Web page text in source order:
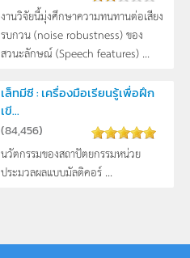
งานวิจัยนี้มุ่งศึกษาความทนทานต่อเสียง
รบกวน (noise robustness) ของ
สวนะลักษณ์ (Speech features) ...
เล็ทมีซี : เครื่องมือเรียนรู้เพื่อฝึก
เขี...
(84,456)
นวัตกรรมของสถาปัตยกรรมหน่วย
ประมวลผลแบบมัลติคอร์ ...